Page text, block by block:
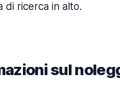
di ricerca in alto.
sul